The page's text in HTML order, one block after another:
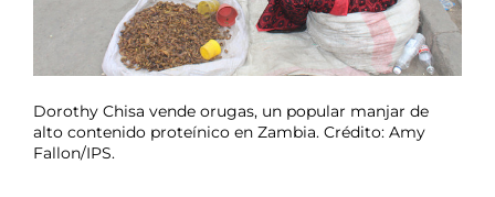
Dorothy Chisa vende orugas, un popular manjar de
alto contenido proteínico en Zambia. Crédito: Amy
Fallon/IPS.